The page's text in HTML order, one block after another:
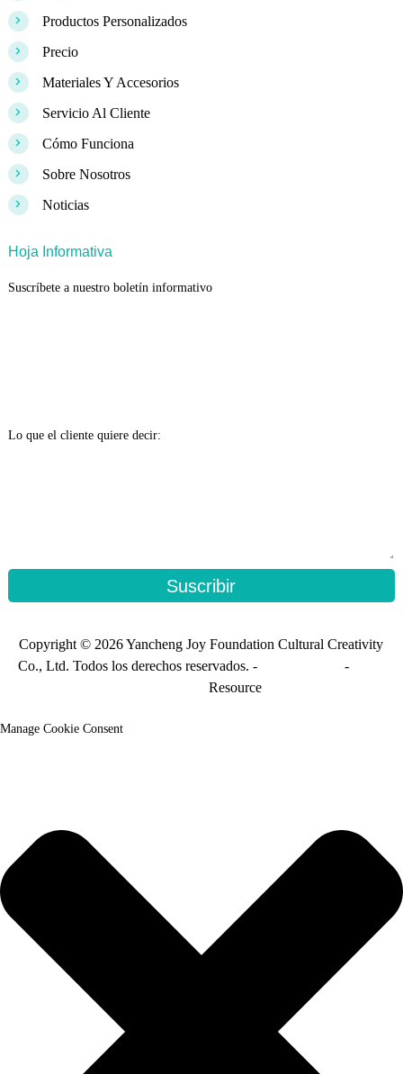
> Productos Personalizados
> Precio
> Materiales Y Accesorios
> Servicio Al Cliente
> Cómo Funciona
> Sobre Nosotros
> Noticias
Hoja Informativa
Suscríbete a nuestro boletín informativo
Lo que el cliente quiere decir:
Suscribir
Copyright © 2026 Yancheng Joy Foundation Cultural Creativity
Co., Ltd. Todos los derechos reservados. -
-
Resource
Manage Cookie Consent